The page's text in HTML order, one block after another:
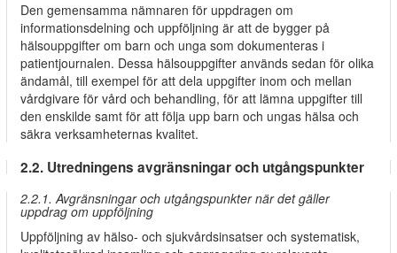
Den gemensamma nämnaren för uppdragen om
informationsdelning och uppföljning är att de bygger på
hälsouppgifter om barn och unga som dokumenteras i
patientjournalen. Dessa hälsouppgifter används sedan för olika
ändamål, till exempel för att dela uppgifter inom och mellan
vårdgivare för vård och behandling, för att lämna uppgifter till
den enskilde samt för att följa upp barn och ungas hälsa och
säkra verksamheternas kvalitet.
2.2. Utredningens avgränsningar och utgångspunkter
2.2.1. Avgränsningar och utgångspunkter när det gäller
uppdrag om uppföljning
Uppföljning av hälso- och sjukvårdsinsatser och systematisk,